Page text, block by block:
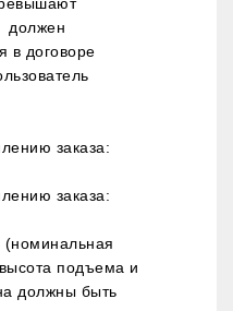
должен
в договоре
заказа:
заказа:
подъема и
должны быть